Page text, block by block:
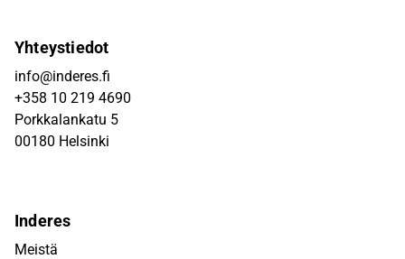
Yhteystiedot
info@inderes.fi
+358 10 219 4690
Porkkalankatu 5
00180 Helsinki
Inderes
Meistä